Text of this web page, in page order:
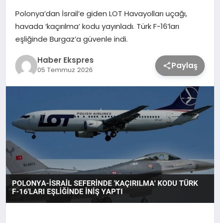
TEKNOLOJİ
SAĞLIK
EĞİTİM
Polonya’dan İsrail’e giden LOT Havayolları uçağı,
havada ‘kaçırılma’ kodu yayınladı. Türk F-16’ları
eşliğinde Burgaz’a güvenle indi.
Haber Ekspres
05 Temmuz 2026 Paylaş